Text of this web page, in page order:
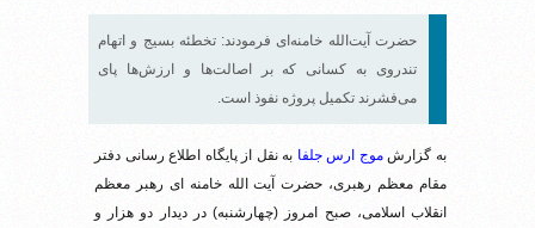
حضرت آیت‌الله خامنه‌ای فرمودند: تخطئه بسیج و اتهام
تندروی به کسانی که بر اصالت‌ها و ارزش‌ها پای
می‌فشرند تکمیل پروژه نفوذ است.
به گزارشموج ارس جلفا به نقل از پایگاه اطلاع رسانی دفتر
مقام معظم رهبری، حضرت آیت الله خامنه ای رهبر معظم
انقلاب اسلامی، صبح امروز (چهارشنبه) در دیدار دو هزار و